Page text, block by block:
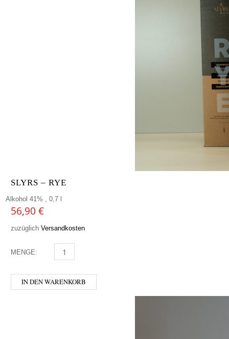
SLYRS – RYE
Alkohol 41% , 0,7 l
56,90 €
zuzüglich Versandkosten
MENGE: SLYRS - RYE MENGE
IN DEN WARENKORB